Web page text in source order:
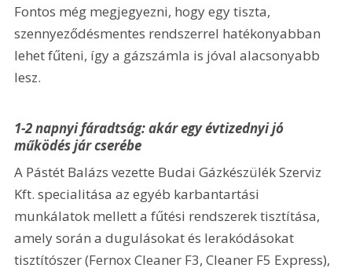
Fontos még megjegyezni, hogy egy tiszta,
szennyeződésmentes rendszerrel hatékonyabban
lehet fűteni, így a gázszámla is jóval alacsonyabb
lesz.
1-2 napnyi fáradtság: akár egy évtizednyi jó
működés jár cserébe
A Pástét Balázs vezette Budai Gázkészülék Szerviz
Kft. specialitása az egyéb karbantartási
munkálatok mellett a fűtési rendszerek tisztítása,
amely során a dugulásokat és lerakódásokat
tisztítószer (Fernox Cleaner F3, Cleaner F5 Express),